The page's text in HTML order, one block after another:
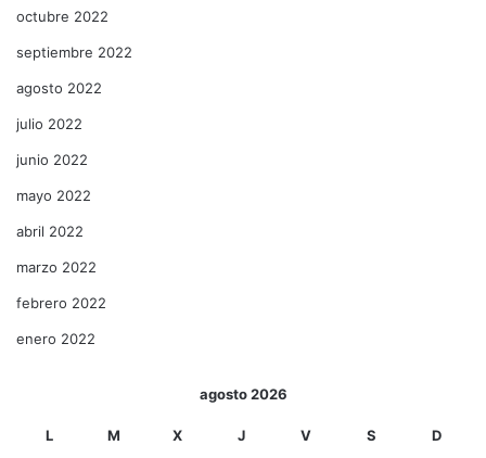
octubre 2022
septiembre 2022
agosto 2022
julio 2022
junio 2022
mayo 2022
abril 2022
marzo 2022
febrero 2022
enero 2022
agosto 2026
L M X J V S D